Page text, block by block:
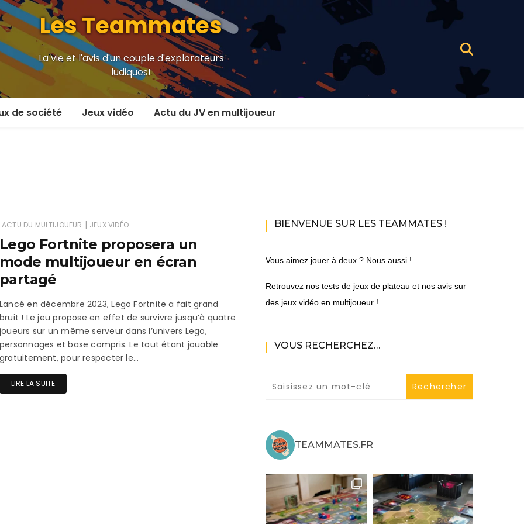
Les Teammates
La vie et l'avis d'un couple d'explorateurs
ludiques!
de société
Access+
Jeux vidéo
En ligne
MMORPG
Par plateforme
PS5
Actu du JV en multijoueur
ACTU DU MULTIJOUEUR | JEUX VIDÉO
Fortnite proposera un
multijoueur en écran
en décembre 2023, Lego Fortnite a fait grand
! Le jeu propose en effet de survivre jusqu’à quatre
sur un même serveur dans l’univers Lego,
et base compris. Le tout étant jouable
pour respecter le…
LIRE LA SUITE
BIENVENUE SUR LES TEAMMATES !
Vous aimez jouer à deux ? Nous aussi !
Retrouvez nos tests de jeux de plateau et nos avis sur
des jeux vidéo en multijoueur !
VOUS RECHERCHEZ…
TEAMMATES.FR